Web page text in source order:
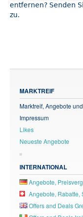
entfernen? Senden
zu.
MARKTREIF
Marktreif, Angebote
Impressum
Likes
Neueste Angebote
INTERNATIONAL
Angebote,
Angebote, Rabatte,
Offers and Deals